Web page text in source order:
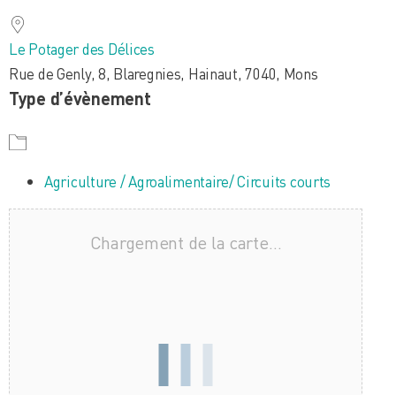
Le Potager des Délices
Rue de Genly, 8, Blaregnies, Hainaut, 7040, Mons
Type d’évènement
Agriculture / Agroalimentaire/ Circuits courts
Chargement de la carte…